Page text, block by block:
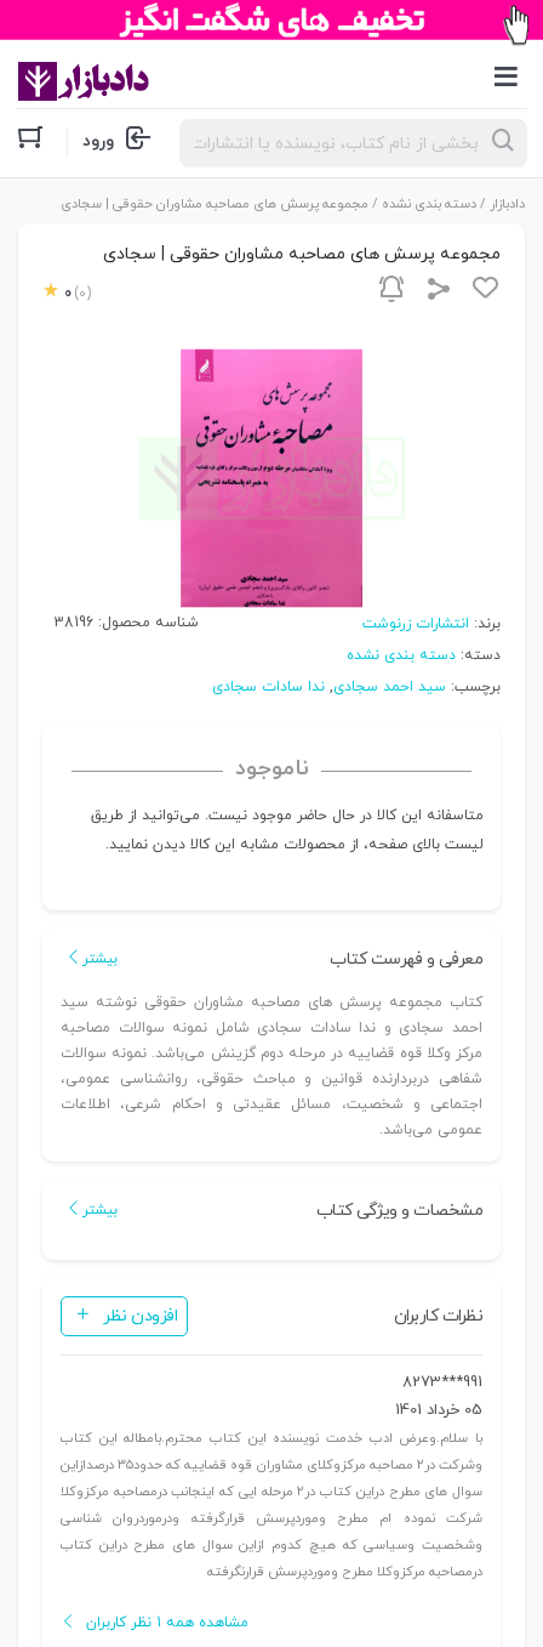
جستجوی
محصولات ورود
دادبازار /دسته بندی نشده / مجموعه پرسش های مصاحبه مشاوران حقوقی | سجادی
مجموعه پرسش های مصاحبه مشاوران حقوقی | سجادی
0 (0)
برند: انتشارات زرنوشت شناسه محصول: 38196
دسته: دسته بندی نشده
برچسب: سید احمد سجادی, ندا سادات سجادی
ناموجود
متاسفانه این کالا در حال حاضر موجود نیست. می‌توانید از طریق
لیست بالای صفحه، از محصولات مشابه این کالا دیدن نمایید.
معرفی و فهرست کتاب بیشتر
کتاب مجموعه پرسش های مصاحبه مشاوران حقوقی نوشته سید
احمد سجادی و ندا سادات سجادی شامل نمونه سوالات مصاحبه
مرکز وکلا قوه قضاییه در مرحله دوم گزینش می‌باشد. نمونه سوالات
شفاهی دربردارنده قوانین و مباحث حقوقی، روانشناسی عمومی،
اجتماعی و شخصیت، مسائل عقیدتی و احکام شرعی، اطلاعات
عمومی می‌باشد.
مشخصات و ویژگی کتاب بیشتر
نظرات کاربران افزودن نظر
991***8273
05 خرداد 1401
با سلام.وعرض ادب خدمت نویسنده این کتاب محترم.بامطاله این کتاب
وشرکت در۲ مصاحبه مرکزوکلای مشاوران قوه قضاییه که حدود۳۵ درصدازاین
سوال های مطرح دراین کتاب در۲ مرحله ایی که اینجانب درمصاحبه مرکزوکلا
شرکت نموده ام مطرح وموردپرسش قرارگرفته ودرموردروان شناسی
وشخصیت وسیاسی که هیچ کدوم ازاین سوال های مطرح دراین کتاب
درمصاحبه مرکزوکلا مطرح وموردپرسش قرارنگرفته
مشاهده همه 1 نظر کاربران